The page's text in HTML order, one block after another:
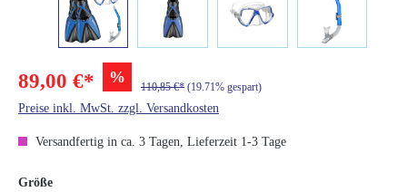
89,00 €* %
110,85 €* (19.71% gespart)
Preise inkl. MwSt. zzgl. Versandkosten
Versandfertig in ca. 3 Tagen, Lieferzeit 1-3 Tage
Größeauswählen